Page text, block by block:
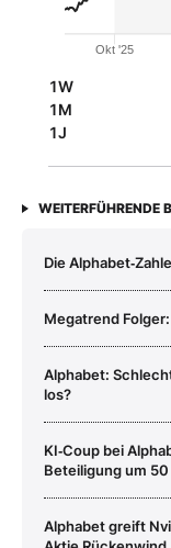
Okt '25
1W
1M
1J
WEITERFÜHRENDE
Die
Megatrend
Alphabet:
los?
KI‑Coup bei
Beteiligung um
Alphabet greift